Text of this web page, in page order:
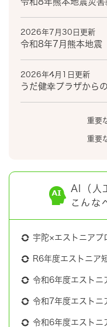
2026年7月30日更新
令和8年7月熊本地
2026年4月1日更新
うだ健幸プラザから
重要
重要
AI（人
こんな
宇陀×エストニアプ
R6年度エストニア
令和6年度エストニ
令和7年度エストニ
令和6年度エストニ